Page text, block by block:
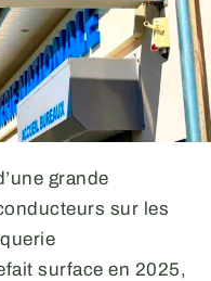
grande
sur les
surface en 2025,